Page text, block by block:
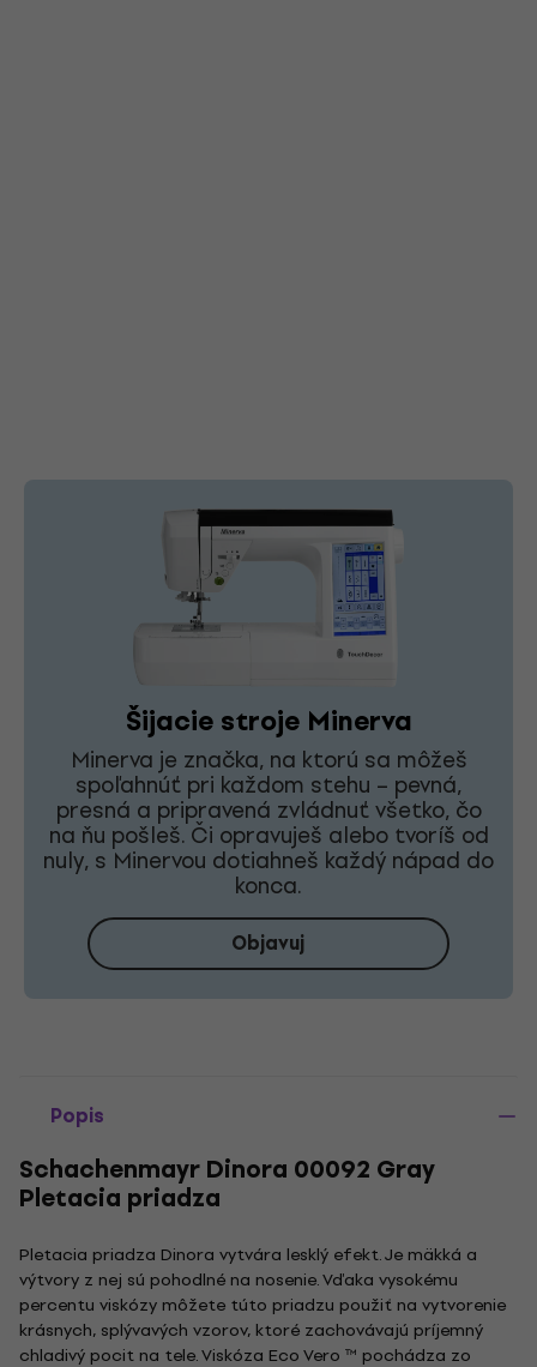
Šijacie stroje Minerva
Minerva je značka, na ktorú sa môžeš
spoľahnúť pri každom stehu – pevná,
presná a pripravená zvládnuť všetko, čo
na ňu pošleš. Či opravuješ alebo tvoríš od
nuly, s Minervou dotiahneš každý nápad do
konca.
Objavuj
Popis
Schachenmayr Dinora 00092 Gray
Pletacia priadza
Pletacia priadza Dinora vytvára lesklý efekt. Je mäkká a
výtvory z nej sú pohodlné na nosenie. Vďaka vysokému
percentu viskózy môžete túto priadzu použiť na vytvorenie
krásnych, splývavých vzorov, ktoré zachovávajú príjemný
chladivý pocit na tele. Viskóza Eco Vero ™ pochádza zo